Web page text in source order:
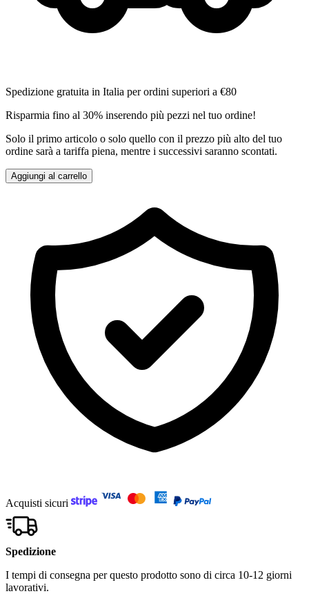
Spedizione gratuita in Italia per ordini superiori a €80
Risparmia fino al 30% inserendo più pezzi nel tuo ordine!
Solo il primo articolo o solo quello con il prezzo più alto del tuo
ordine sarà a tariffa piena, mentre i successivi saranno scontati.
Aggiungi al carrello
Acquisti sicuri
Spedizione
I tempi di consegna per questo prodotto sono di circa 10-12 giorni
lavorativi.